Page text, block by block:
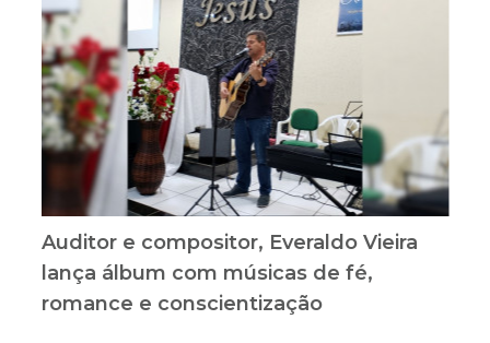
Auditor e compositor, Everaldo Vieira
lança álbum com músicas de fé,
romance e conscientização